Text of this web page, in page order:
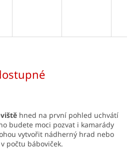
hned na první pohled uchvátí
budete moci pozvat i kamarády
vytvořit nádherný hrad nebo
počtu báboviček.